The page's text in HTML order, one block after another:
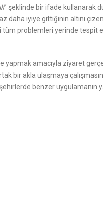
” şeklinde bir ifade kullanarak
daha iyiye gittiğinin altını
problemleri yerinde tespit
amacıyla ziyaret
bir akla ulaşmaya
benzer uygulamanın